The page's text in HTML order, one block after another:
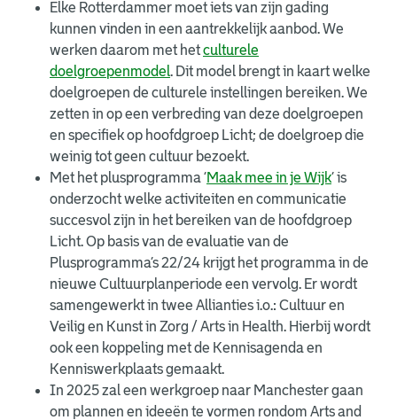
Elke Rotterdammer moet iets van zijn gading
kunnen vinden in een aantrekkelijk aanbod. We
werken daarom met hetculturele
doelgroepenmodel. Dit model brengt in kaart welke
doelgroepen de culturele instellingen bereiken. We
zetten in op een verbreding van deze doelgroepen
en specifiek op hoofdgroep Licht; de doelgroep die
weinig tot geen cultuur bezoekt.
Met het plusprogramma ‘Maak mee in je Wijk’ is
onderzocht welke activiteiten en communicatie
succesvol zijn in het bereiken van de hoofdgroep
Licht. Op basis van de evaluatie van de
Plusprogramma’s 22/24 krijgt het programma in de
nieuwe Cultuurplanperiode een vervolg. Er wordt
samengewerkt in twee Allianties i.o.: Cultuur en
Veilig en Kunst in Zorg / Arts in Health. Hierbij wordt
ook een koppeling met de Kennisagenda en
Kenniswerkplaats gemaakt.
In 2025 zal een werkgroep naar Manchester gaan
om plannen en ideeën te vormen rondom Arts and